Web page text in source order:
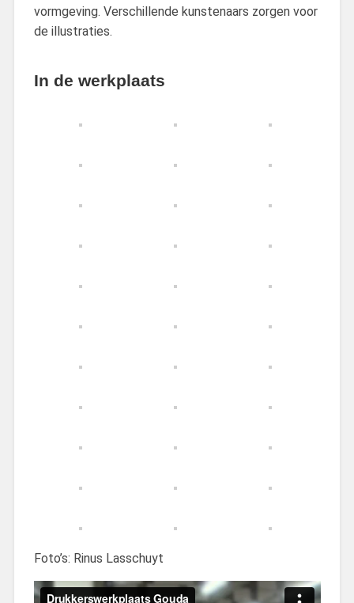
vormgeving. Verschillende kunstenaars zorgen voor
de illustraties.
In de werkplaats
Foto’s: Rinus Lasschuyt